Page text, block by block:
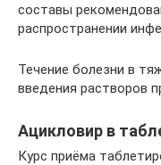
составы
распространении
Течение болезни в
введения растворов
Ацикловир в
Курс приёма